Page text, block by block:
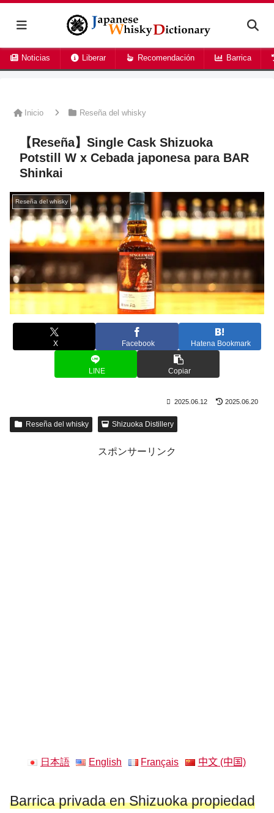
Noticias Liberar Recomendación Barrica
Inicio Reseña del whisky
【Reseña】Single Cask Shizuoka
Potstill W x Cebada japonesa para BAR
Shinkai
Reseña del whisky
X Facebook Hatena Bookmark
LINE Copiar
2025.06.12 2025.06.20
Reseña del whisky Shizuoka Distillery
スポンサーリンク
日本語 English Français 中文 (中国)
Barrica privada en Shizuoka propiedad